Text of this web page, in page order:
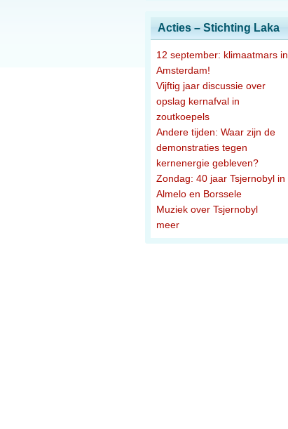
Acties – Stichting Laka
12 september: klimaatmars in
Amsterdam!
Vijftig jaar discussie over
opslag kernafval in
zoutkoepels
Andere tijden: Waar zijn de
demonstraties tegen
kernenergie gebleven?
Zondag: 40 jaar Tsjernobyl in
Almelo en Borssele
Muziek over Tsjernobyl
meer